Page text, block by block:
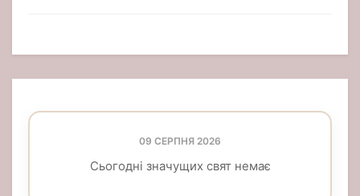
09 СЕРПНЯ 2026
Сьогодні значущих свят немає